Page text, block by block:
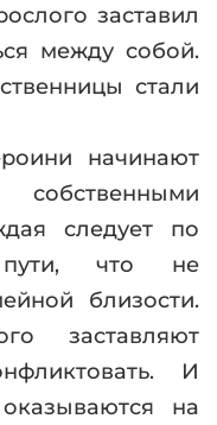
заставил
между собой.
стали
начинают
собственными
следует по
пути, что не
близости.
заставляют
И
на